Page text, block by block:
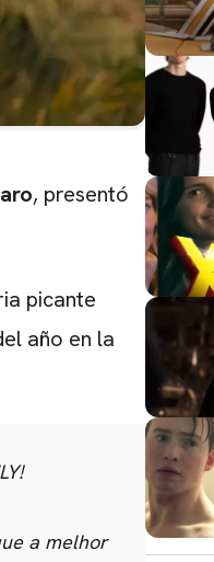
, presentó
picante
año en la
a melhor